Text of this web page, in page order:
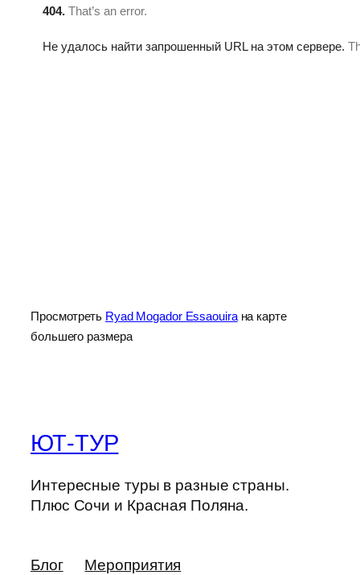
Просмотреть Ryad Mogador Essaouiraна карте
большего размера
ЮТ-ТУР
Интересные туры в разные страны.
Плюс Сочи и Красная Поляна.
Блог
Мероприятия